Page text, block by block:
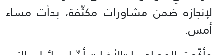
لإنجازه ضمن مشاورات مكثّفة، بدأت مساء
أمس.